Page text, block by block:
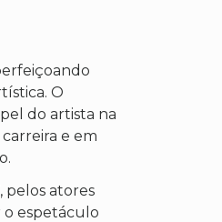
O
do artista na
e em
pelos atores
o espetáculo